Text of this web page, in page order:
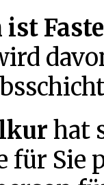
hat
für Sie